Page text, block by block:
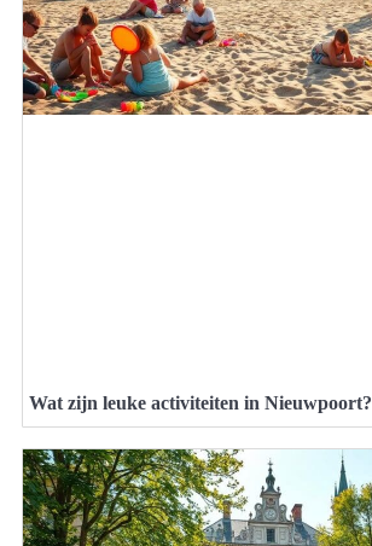
Wat zijn leuke activiteiten in Nieuwpoort?